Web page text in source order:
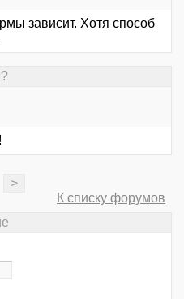
зависит. Хотя способ
>
К списку форумов